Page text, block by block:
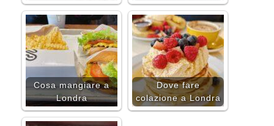
Cosa mangiare a
Londra
Dove fare
colazione a Londra